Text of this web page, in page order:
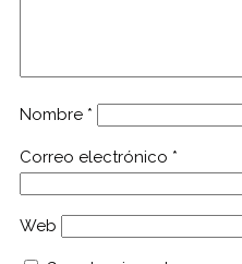
Nombre *
Correo electrónico *
Web